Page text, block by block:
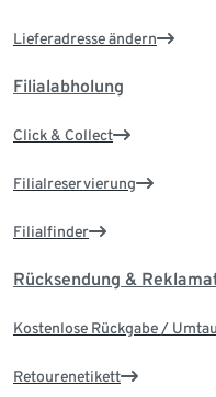
Lieferadresse ändern
Filialabholung
Click & Collect
Filialreservierung
Filialfinder
Rücksendung &
Kostenlose Rückgabe /
Retourenetikett